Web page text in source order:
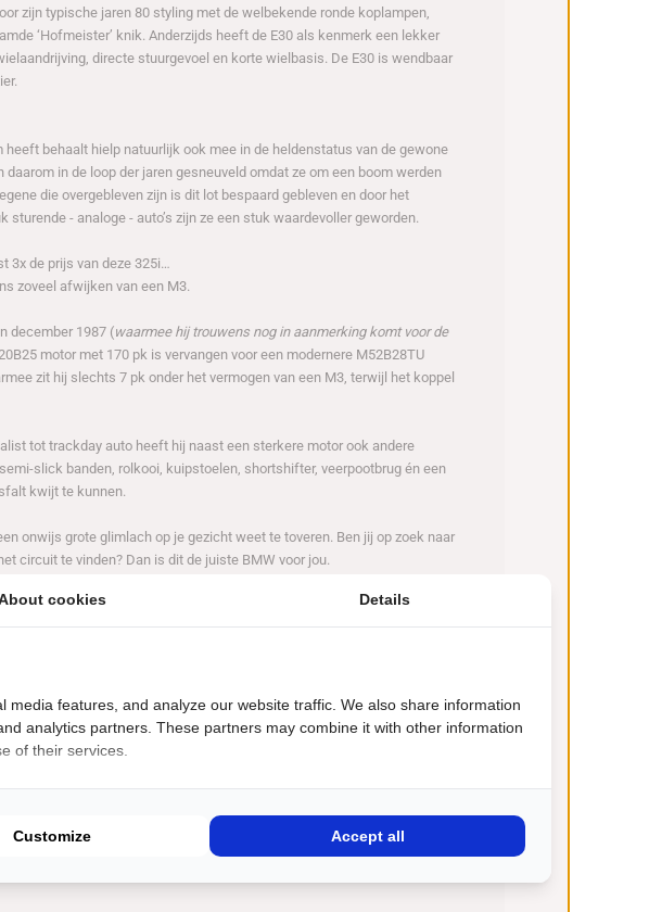
zijn typische jaren 80 styling met de welbekende ronde koplampen,
‘Hofmeister’ knik. Anderzijds heeft de E30 als kenmerk een lekker
directe stuurgevoel en korte wielbasis. De E30 is wendbaar
behaalt hielp natuurlijk ook mee in de heldenstatus van de gewone
daarom in de loop der jaren gesneuveld omdat ze om een boom werden
die overgebleven zijn is dit lot bespaard gebleven en door het
sturende - analoge - auto’s zijn ze een stuk waardevoller geworden.
3x de prijs van deze 325i…
zoveel afwijken van een M3.
december 1987 (waarmee hij trouwens nog in aanmerking komt voor de
motor met 170 pk is vervangen voor een modernere M52B28TU
zit hij slechts 7 pk onder het vermogen van een M3, terwijl het koppel
tot trackday auto heeft hij naast een sterkere motor ook andere
slick banden, rolkooi, kuipstoelen, shortshifter, veerpootbrug én een
kwijt te kunnen.
onwijs grote glimlach op je gezicht weet te toveren. Ben jij op zoek naar
circuit te vinden? Dan is dit de juiste BMW voor jou.
gegevens.
Auto typen: e30 Specifiek voor: Trackday
cookies Details
features, and analyze our website traffic. We also share information
analytics partners. These partners may combine it with other information
of their services.
Customize Accept all